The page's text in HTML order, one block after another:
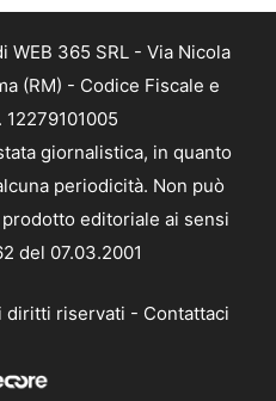
365 SRL - Via Nicola
(RM) - Codice Fiscale e
12279101005
giornalistica, in quanto
periodicità. Non può
editoriale ai sensi
del 07.03.2001
diritti riservati - Contattaci